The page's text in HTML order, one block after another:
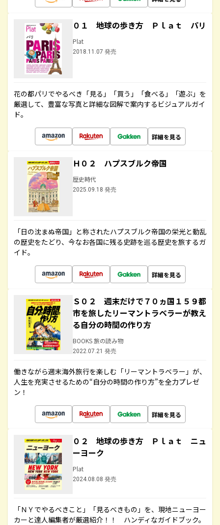
０１ 地球の歩き方 Ｐｌａｔ パリ
Plat
2018.11.07 発売
花の都パリでやるべき「見る」「買う」「食べる」「遊ぶ」を
厳選して、豊富な写真と詳細な図解で案内するビジュアルガイ
ド。
詳細を見る
Ｈ０２ ハプスブルク帝国
歴史時代
2025.09.18 発売
「日の沈まぬ帝国」と称されたハプスブルク帝国の栄光と動乱
の歴史をたどり、今なお各国に残る史跡を巡る歴史を旅するガ
イド。
詳細を見る
Ｓ０２ 週末だけで７０ヵ国１５９都
市を旅したリーマントラベラーが教え
る自分の時間の作り方
BOOKS 旅の読み物
2022.07.21 発売
働きながら週末海外旅行を楽しむ「リーマントラベラー」が、
人生を充実させるための“自分の時間の作り方”を全力プレゼ
ン！
詳細を見る
０２ 地球の歩き方 Ｐｌａｔ ニュ
ーヨーク
Plat
2024.08.08 発売
「ＮＹでやるべきこと」「見るべきもの」を、現地ニューヨー
カーと達人編集者が厳選紹介！！ ハンディなガイドブック。